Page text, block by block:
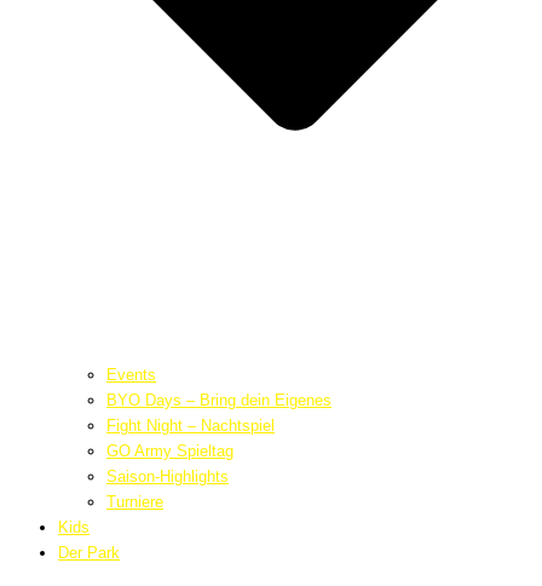
Events
BYO Days – Bring dein Eigenes
Fight Night – Nachtspiel
GO Army Spieltag
Saison-Highlights
Turniere
Kids
Der Park